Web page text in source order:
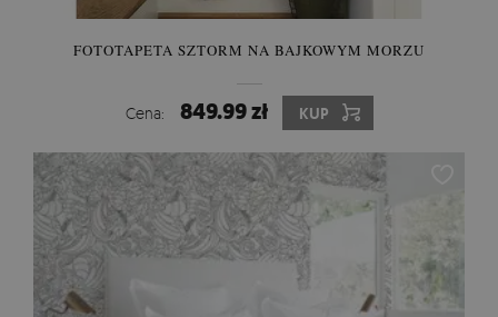
FOTOTAPETA SZTORM NA BAJKOWYM MORZU
Cena: 849.99 zł KUP